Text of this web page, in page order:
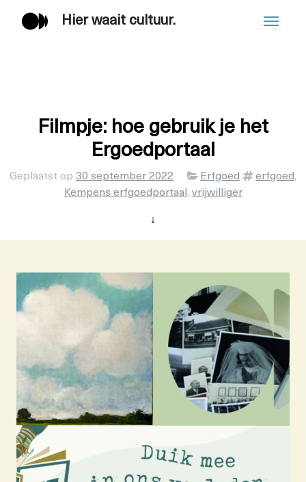
Hier waait cultuur. Menu
Filmpje: hoe gebruik je het
Ergoedportaal
Geplaatst op 30 september 2022 Categorieën
Erfgoed Tags
erfgoed,
Kempens erfgoedportaal , vrijwilliger
↓